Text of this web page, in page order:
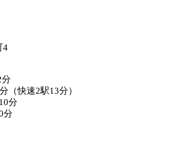
4
分
（快速2駅13分）
分
分